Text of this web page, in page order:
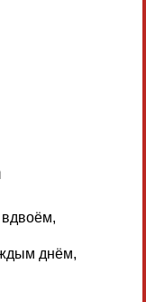
вдвоём,
днём,